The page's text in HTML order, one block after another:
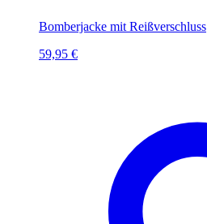
Bomberjacke mit Reißverschluss
59,95 €